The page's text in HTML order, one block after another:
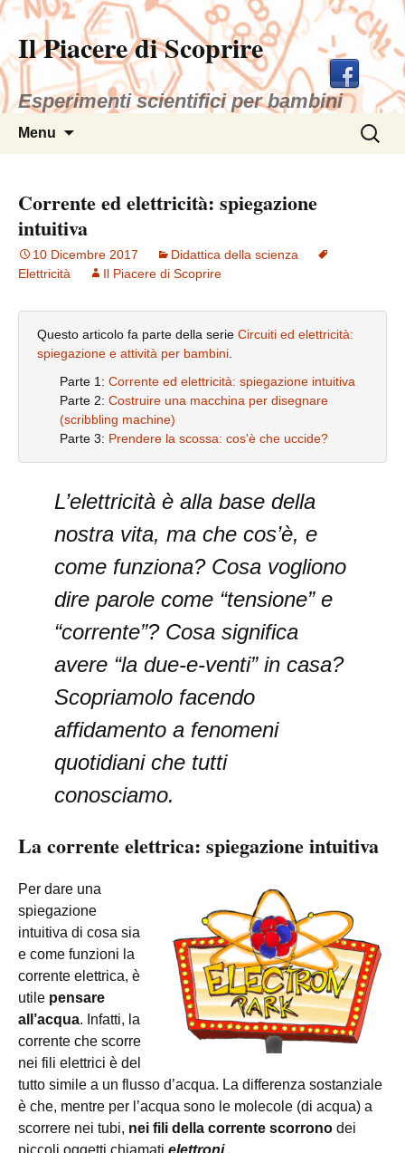
Il Piacere di Scoprire
Esperimenti scientifici per bambini
Menu
Ricerca
per:
Corrente ed elettricità: spiegazione
intuitiva
10 Dicembre 2017
Didattica della scienza
Elettricità
Il Piacere di Scoprire
Questo articolo fa parte della serie Circuiti ed elettricità:
spiegazione e attività per bambini
Parte 1: Corrente ed elettricità: spiegazione intuitiva
Parte 2: Costruire una macchina per disegnare
(scribbling machine)
Parte 3: Prendere la scossa: cos'è che uccide?
L’elettricità è alla base della
nostra vita, ma che cos’è, e
come funziona? Cosa vogliono
dire parole come “tensione” e
“corrente”? Cosa significa
avere “la due-e-venti” in casa?
Scopriamolo facendo
affidamento a fenomeni
quotidiani che tutti
conosciamo.
La corrente elettrica: spiegazione intuitiva
Per dare una
spiegazione
intuitiva di cosa sia
e come funzioni la
corrente elettrica, è
utile pensare
all’acqua. Infatti, la
corrente che scorre
nei fili elettrici è del
tutto simile a un flusso d’acqua. La differenza sostanziale
è che, mentre per l’acqua sono le molecole (di acqua) a
scorrere nei tubi, nei fili della corrente scorrono dei
piccoli oggetti chiamati elettroni.